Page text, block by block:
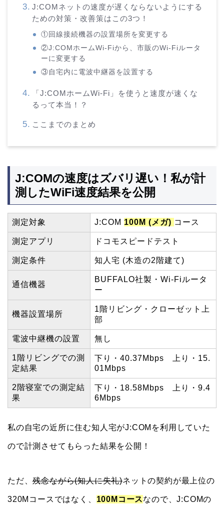
J:COMネットの速度が遅くならないようにする
ための対策・改善策はこの3つ！
①回線接続機器の設置場所を変更する
②J:COMホームWi-Fiから、市販のWi-Fiルータ
ーに変更する
③自宅内に電波中継器を設置する
「J:COMホームWi-Fi」を使うと速度が速くな
るって本当！？
ここまでのまとめ
J:COMの速度はズバリ遅い！私が計
測したWiFi速度結果を公開
測定対象 J:COM 100M (メガ) コース
測定アプリ ドコモスピードテスト
測定条件 知人宅 (木造の2階建て)
通信機器
BUFFALO社製・Wi-Fiルータ
ー
機器設置場所
1階リビング・クローゼット上
部
電波中継機の設置 無し
1階リビングでの測
定結果
下り・40.37Mbps 上り・15.
01Mbps
2階寝室での測定結
果
下り・18.58Mbps 上り・9.4
6Mbps
私の自宅の近所に住む知人宅がJ:COMを利用していた
ので計測させてもらった結果を公開！
ただ、残念ながら(知人に失礼)ネットの契約が最上位の
320Mコースではなく、 100Mコースなので、J:COMの